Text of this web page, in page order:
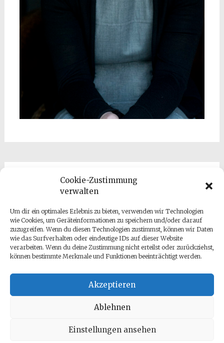
Cookie-Zustimmung
verwalten
Um dir ein optimales Erlebnis zu bieten, verwenden wir Technologien
wie Cookies, um Geräteinformationen zu speichern und/oder darauf
zuzugreifen. Wenn du diesen Technologien zustimmst, können wir Daten
wie das Surfverhalten oder eindeutige IDs auf dieser Website
verarbeiten. Wenn du deine Zustimmung nicht erteilst oder zurückziehst,
können bestimmte Merkmale und Funktionen beeinträchtigt werden.
Akzeptieren
Ablehnen
Einstellungen ansehen
Kontakt
Datenschutz
Impressum
Antje Gumz